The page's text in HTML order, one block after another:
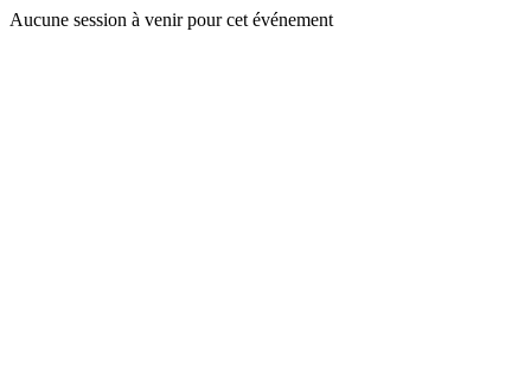
Aucune session à venir pour cet événement